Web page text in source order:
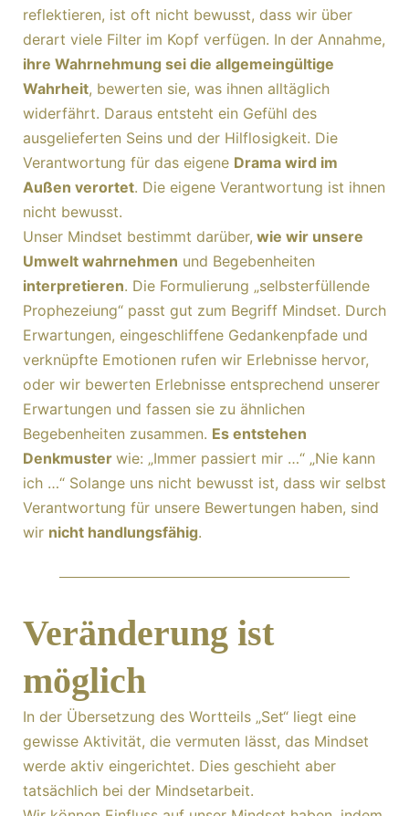
reflektieren, ist oft nicht bewusst, dass wir über
derart viele Filter im Kopf verfügen. In der Annahme,
ihre Wahrnehmung sei die allgemeingültige
Wahrheit, bewerten sie, was ihnen alltäglich
widerfährt. Daraus entsteht ein Gefühl des
ausgelieferten Seins und der Hilflosigkeit. Die
Verantwortung für das eigene Drama wird im
Außen verortet. Die eigene Verantwortung ist ihnen
nicht bewusst.
Unser Mindset bestimmt darüber, wie wir unsere
Umwelt wahrnehmen und Begebenheiten
interpretieren. Die Formulierung „selbsterfüllende
Prophezeiung“ passt gut zum Begriff Mindset. Durch
Erwartungen, eingeschliffene Gedankenpfade und
verknüpfte Emotionen rufen wir Erlebnisse hervor,
oder wir bewerten Erlebnisse entsprechend unserer
Erwartungen und fassen sie zu ähnlichen
Begebenheiten zusammen. Es entstehen
Denkmuster wie: „Immer passiert mir …“ „Nie kann
ich …“ Solange uns nicht bewusst ist, dass wir selbst
Verantwortung für unsere Bewertungen haben, sind
wir nicht handlungsfähig.
Veränderung ist
möglich
In der Übersetzung des Wortteils „Set“ liegt eine
gewisse Aktivität, die vermuten lässt, das Mindset
werde aktiv eingerichtet. Dies geschieht aber
tatsächlich bei der Mindsetarbeit.